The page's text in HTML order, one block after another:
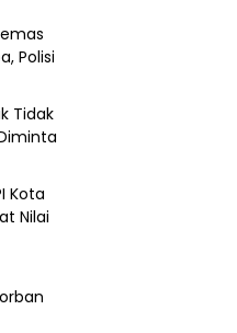
Polisi
Tidak
Kota
Nilai